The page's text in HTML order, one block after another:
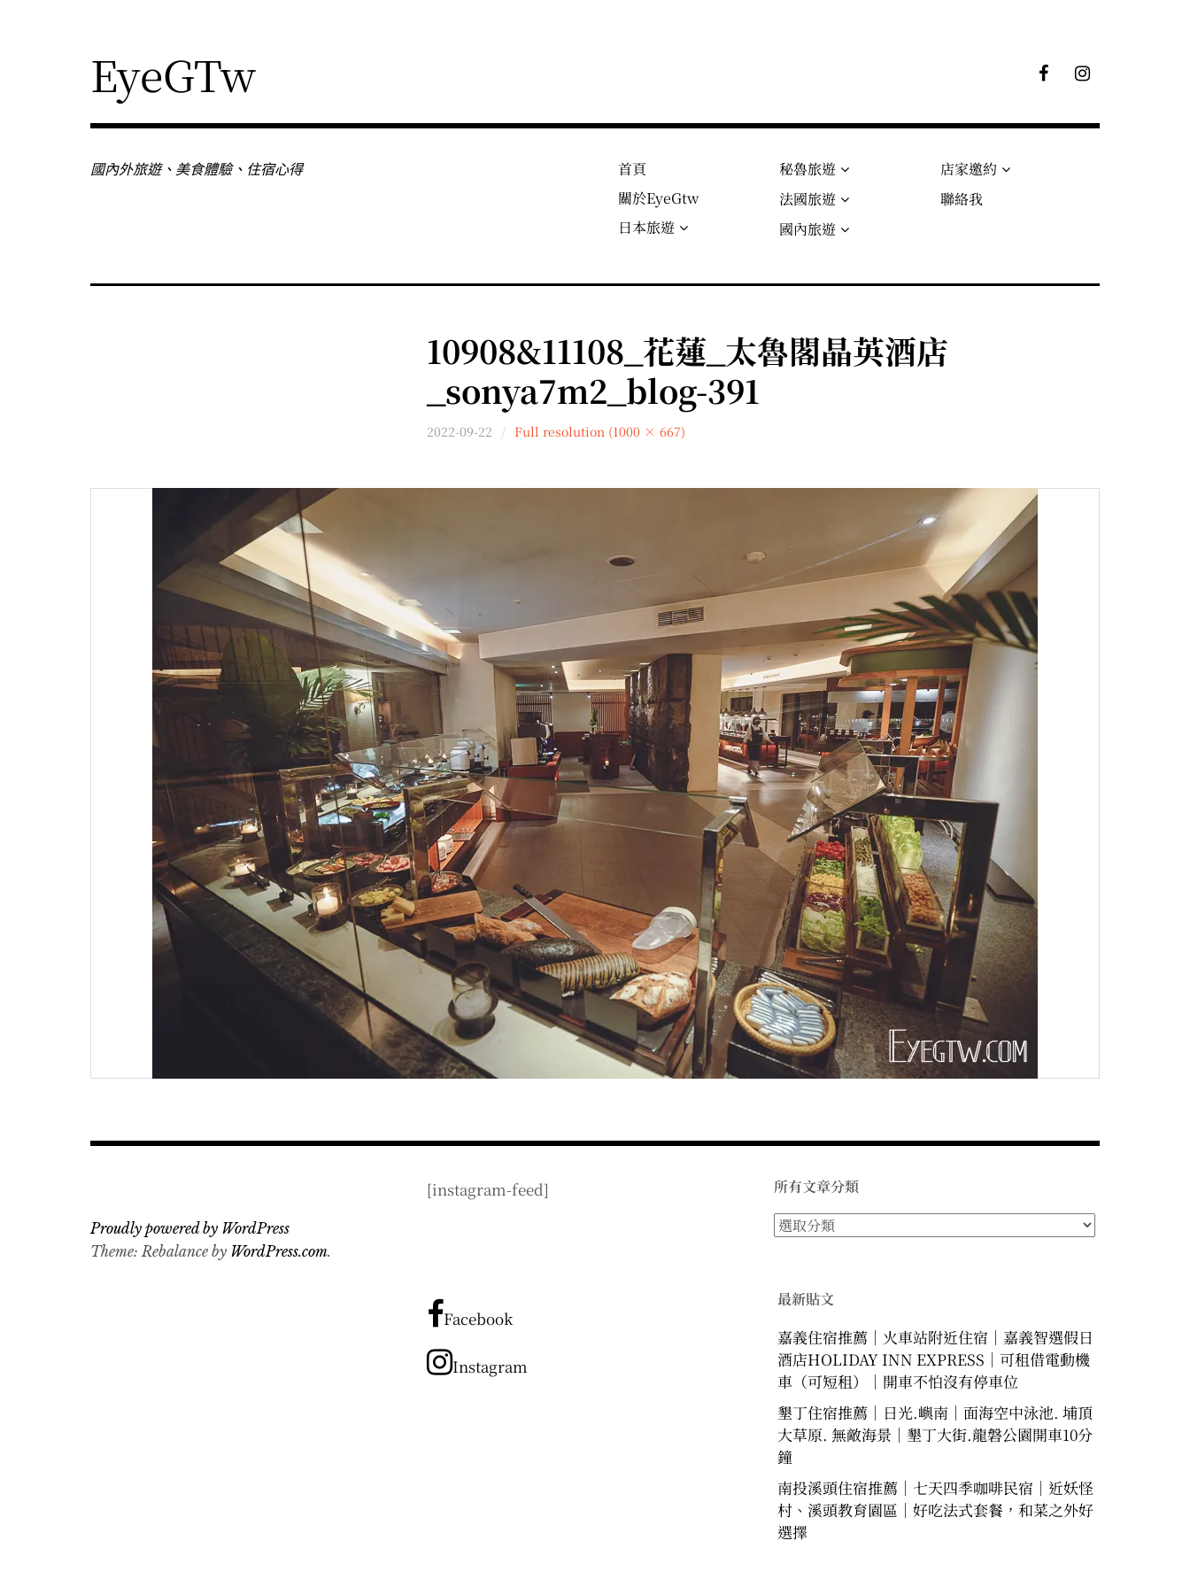
EyeGTw
絲
國內外旅遊、美食體驗、住宿心得
首頁
關於EyeGtw
日本旅遊
秘魯旅遊
法國旅遊
國內旅遊
店家邀約
聯絡我
10908&11108_花蓮_太魯閣晶英酒店
_sonya7m2_blog-391
2022-09-22 Full resolution (1000 × 667)
[instagram-feed] 所有文章分類
所
章
分
類
Facebook
Instagram
最新貼文
嘉義住宿推薦｜火車站附近住宿｜嘉義智選假日
酒店HOLIDAY INN EXPRESS｜可租借電動機
車（可短租）｜開車不怕沒有停車位
墾丁住宿推薦｜日光.嶼南｜面海空中泳池. 埔頂
大草原. 無敵海景｜墾丁大街.龍磐公園開車10分
鐘
南投溪頭住宿推薦｜七天四季咖啡民宿｜近妖怪
村、溪頭教育園區｜好吃法式套餐，和菜之外好
選擇
Proudly powered by WordPress
Theme: Rebalance by WordPress.com.